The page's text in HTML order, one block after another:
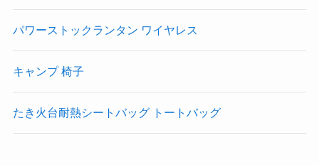
パワーストックランタン ワイヤレス
キャンプ 椅子
たき火台耐熱シートバッグ トートバッグ